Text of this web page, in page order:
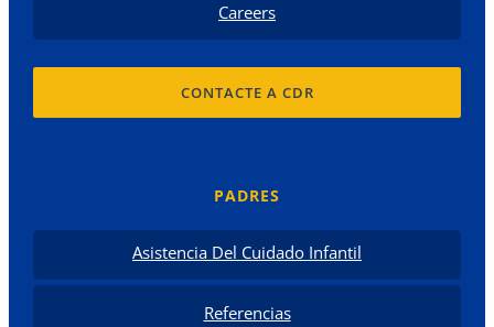
Careers
CONTACTE A CDR
PADRES
Asistencia Del Cuidado Infantil
Referencias